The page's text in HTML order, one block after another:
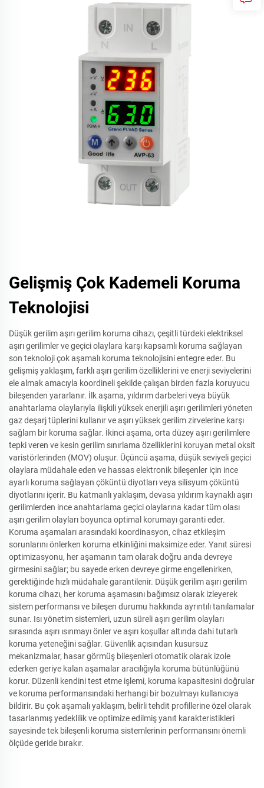
Gelişmiş Çok Kademeli Koruma
Teknolojisi
Düşük gerilim aşırı gerilim koruma cihazı, çeşitli türdeki elektriksel
aşırı gerilimler ve geçici olaylara karşı kapsamlı koruma sağlayan
son teknoloji çok aşamalı koruma teknolojisini entegre eder. Bu
gelişmiş yaklaşım, farklı aşırı gerilim özelliklerini ve enerji seviyelerini
ele almak amacıyla koordineli şekilde çalışan birden fazla koruyucu
bileşenden yararlanır. İlk aşama, yıldırım darbeleri veya büyük
anahtarlama olaylarıyla ilişkili yüksek enerjili aşırı gerilimleri yöneten
gaz deşarj tüplerini kullanır ve aşırı yüksek gerilim zirvelerine karşı
sağlam bir koruma sağlar. İkinci aşama, orta düzey aşırı gerilimlere
tepki veren ve kesin gerilim sınırlama özelliklerini koruyan metal oksit
varistörlerinden (MOV) oluşur. Üçüncü aşama, düşük seviyeli geçici
olaylara müdahale eden ve hassas elektronik bileşenler için ince
ayarlı koruma sağlayan çöküntü diyotları veya silisyum çöküntü
diyotlarını içerir. Bu katmanlı yaklaşım, devasa yıldırım kaynaklı aşırı
gerilimlerden ince anahtarlama geçici olaylarına kadar tüm olası
aşırı gerilim olayları boyunca optimal korumayı garanti eder.
Koruma aşamaları arasındaki koordinasyon, cihaz etkileşim
sorunlarını önlerken koruma etkinliğini maksimize eder. Yanıt süresi
optimizasyonu, her aşamanın tam olarak doğru anda devreye
girmesini sağlar; bu sayede erken devreye girme engellenirken,
gerektiğinde hızlı müdahale garantilenir. Düşük gerilim aşırı gerilim
koruma cihazı, her koruma aşamasını bağımsız olarak izleyerek
sistem performansı ve bileşen durumu hakkında ayrıntılı tanılamalar
sunar. Isı yönetim sistemleri, uzun süreli aşırı gerilim olayları
sırasında aşırı ısınmayı önler ve aşırı koşullar altında dahi tutarlı
koruma yeteneğini sağlar. Güvenlik açısından kusursuz
mekanizmalar, hasar görmüş bileşenleri otomatik olarak izole
ederken geriye kalan aşamalar aracılığıyla koruma bütünlüğünü
korur. Düzenli kendini test etme işlemi, koruma kapasitesini doğrular
ve koruma performansındaki herhangi bir bozulmayı kullanıcıya
bildirir. Bu çok aşamalı yaklaşım, belirli tehdit profillerine özel olarak
tasarlanmış yedeklilik ve optimize edilmiş yanıt karakteristikleri
sayesinde tek bileşenli koruma sistemlerinin performansını önemli
ölçüde geride bırakır.